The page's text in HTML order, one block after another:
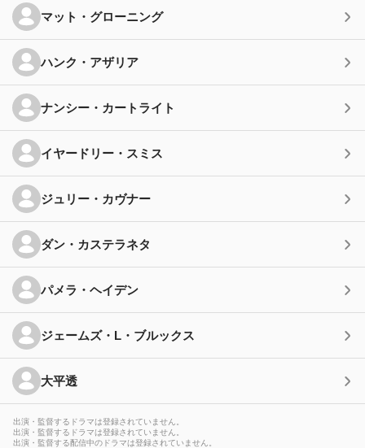
マット・グローニング
ハンク・アザリア
ナンシー・カートライト
イヤードリー・スミス
ジュリー・カヴナー
ダン・カステラネタ
パメラ・ヘイデン
ジェームズ・L・ブルックス
大平透
出演・監督するドラマは登録されていません。
出演・監督するドラマは登録されていません。
出演・監督する配信中のドラマは登録されていません。